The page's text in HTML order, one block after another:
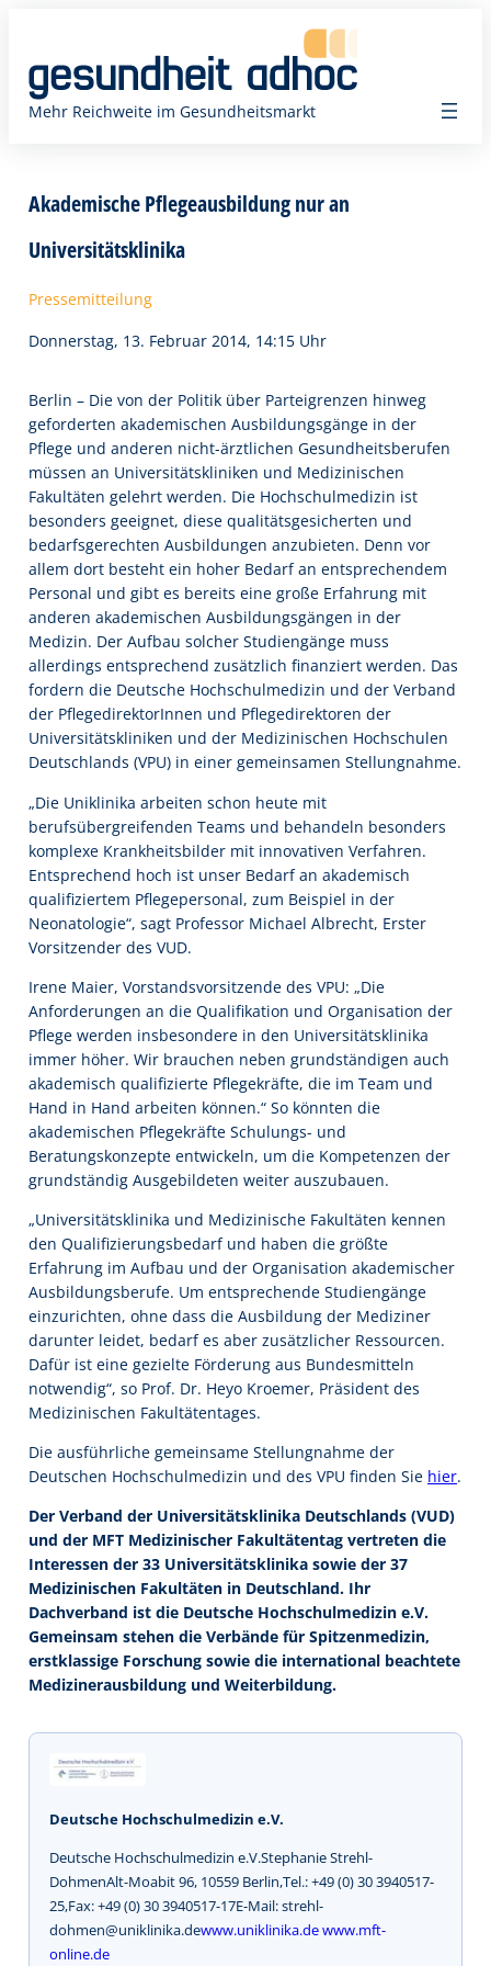
springen
Mehr Reichweite im Gesundheitsmarkt
Akademische Pflegeausbildung nur an
Universitätsklinika
Pressemitteilung
Donnerstag, 13. Februar 2014, 14:15 Uhr
Berlin – Die von der Politik über Parteigrenzen hinweg
geforderten akademischen Ausbildungsgänge in der
Pflege und anderen nicht-ärztlichen Gesundheitsberufen
müssen an Universitätskliniken und Medizinischen
Fakultäten gelehrt werden. Die Hochschulmedizin ist
besonders geeignet, diese qualitätsgesicherten und
bedarfsgerechten Ausbildungen anzubieten. Denn vor
allem dort besteht ein hoher Bedarf an entsprechendem
Personal und gibt es bereits eine große Erfahrung mit
anderen akademischen Ausbildungsgängen in der
Medizin. Der Aufbau solcher Studiengänge muss
allerdings entsprechend zusätzlich finanziert werden. Das
fordern die Deutsche Hochschulmedizin und der Verband
der PflegedirektorInnen und Pflegedirektoren der
Universitätskliniken und der Medizinischen Hochschulen
Deutschlands (VPU) in einer gemeinsamen Stellungnahme.
„Die Uniklinika arbeiten schon heute mit
berufsübergreifenden Teams und behandeln besonders
komplexe Krankheitsbilder mit innovativen Verfahren.
Entsprechend hoch ist unser Bedarf an akademisch
qualifiziertem Pflegepersonal, zum Beispiel in der
Neonatologie“, sagt Professor Michael Albrecht, Erster
Vorsitzender des VUD.
Irene Maier, Vorstandsvorsitzende des VPU: „Die
Anforderungen an die Qualifikation und Organisation der
Pflege werden insbesondere in den Universitätsklinika
immer höher. Wir brauchen neben grundständigen auch
akademisch qualifizierte Pflegekräfte, die im Team und
Hand in Hand arbeiten können.“ So könnten die
akademischen Pflegekräfte Schulungs- und
Beratungskonzepte entwickeln, um die Kompetenzen der
grundständig Ausgebildeten weiter auszubauen.
„Universitätsklinika und Medizinische Fakultäten kennen
den Qualifizierungsbedarf und haben die größte
Erfahrung im Aufbau und der Organisation akademischer
Ausbildungsberufe. Um entsprechende Studiengänge
einzurichten, ohne dass die Ausbildung der Mediziner
darunter leidet, bedarf es aber zusätzlicher Ressourcen.
Dafür ist eine gezielte Förderung aus Bundesmitteln
notwendig“, so Prof. Dr. Heyo Kroemer, Präsident des
Medizinischen Fakultätentages.
Die ausführliche gemeinsame Stellungnahme der
Deutschen Hochschulmedizin und des VPU finden Sie hier.
Der Verband der Universitätsklinika Deutschlands (VUD)
und der MFT Medizinischer Fakultätentag vertreten die
Interessen der 33 Universitätsklinika sowie der 37
Medizinischen Fakultäten in Deutschland. Ihr
Dachverband ist die Deutsche Hochschulmedizin e.V.
Gemeinsam stehen die Verbände für Spitzenmedizin,
erstklassige Forschung sowie die international beachtete
Medizinerausbildung und Weiterbildung.
Deutsche Hochschulmedizin e.V.
Deutsche Hochschulmedizin e.V.Stephanie Strehl-
DohmenAlt-Moabit 96, 10559 Berlin,Tel.: +49 (0) 30 3940517-
25,Fax: +49 (0) 30 3940517-17E-Mail: strehl-
dohmen@uniklinika.dewww.uniklinika.dewww.mft-
online.de